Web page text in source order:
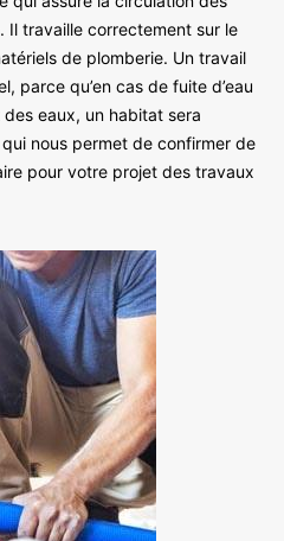
Il travaille correctement sur le
de plomberie. Un travail
parce qu’en cas de fuite d’eau
des eaux, un habitat sera
nous permet de confirmer de
pour votre projet des travaux